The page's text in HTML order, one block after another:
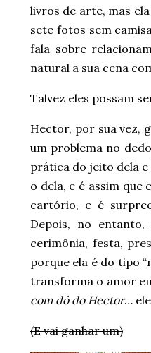
livros de arte, mas
sete fotos sem
fala sobre
natural a sua cena
Talvez eles possam
Hector, por sua vez,
um problema no
prática do jeito dela e
o dela, e é assim que
cartório, e é
Depois, no
cerimônia, festa,
porque ela é do tipo
transforma o amor
com dó do Hector…
(E vai ganhar um)